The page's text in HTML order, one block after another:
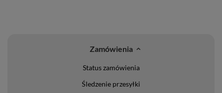
Zamówienia
Status zamówienia
Śledzenie przesyłki